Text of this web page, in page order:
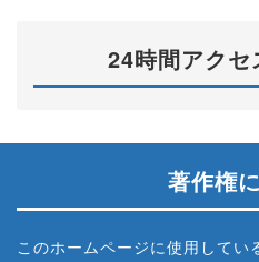
24時間アク
著作権
このホームページに使用してい